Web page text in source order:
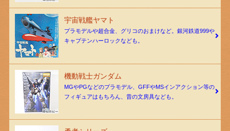
宇宙戦艦ヤマト
プラモデルや超合金、グリコのおまけなど。銀河鉄道999や
キャプテンハーロックなども。
機動戦士ガンダム
MGやPGなどのプラモデル、GFFやMSインアクション等の
フィギュアはもちろん、昔の文房具なども。